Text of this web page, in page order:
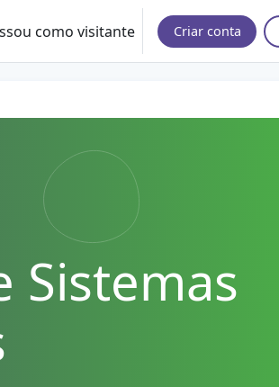
como visitante Criar conta
Sistemas